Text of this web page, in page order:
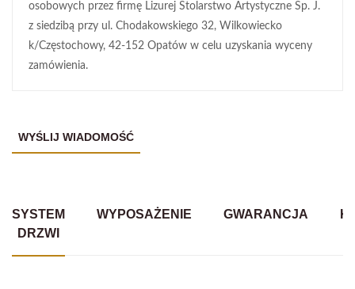
osobowych przez firmę Lizurej Stolarstwo Artystyczne Sp. J.
z siedzibą przy ul. Chodakowskiego 32, Wilkowiecko
k/Częstochowy, 42-152 Opatów w celu uzyskania wyceny
zamówienia.
SYSTEM
DRZWI
WYPOSAŻENIE GWARANCJA